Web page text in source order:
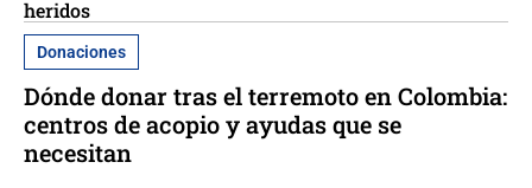
heridos
Donaciones
Dónde donar tras el terremoto en Colombia:
centros de acopio y ayudas que se
necesitan